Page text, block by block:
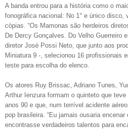
A banda entrou para a história como o
fonográfica nacional: No 1° e único disco,
cópias. “Os Mamonas são herdeiros
De Dercy Gonçalves. Do Velho Guerreiro
diretor José Possi Neto, que junto aos
Miniatura 9 -, selecionou 16 profissionais
teste para escolha do elenco.
Os atores Ruy Brissac, Adriano Tunes,
Arthur Ienzura formam o quinteto que
anos 90 e que, num terrível acidente
pop brasileira. “Eu jamais ousaria
encontrasse verdadeiros talentos para